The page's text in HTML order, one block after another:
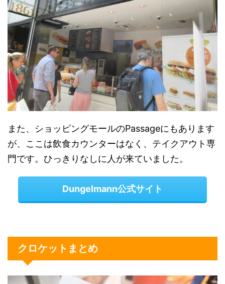
また、ショッピングモールのPassageにもあります
が、ここは飲食カウンターはなく、テイクアウト専
門です。ひっきりなしに人が来ていました。
Dungelmann公式サイト
クロケットまとめ